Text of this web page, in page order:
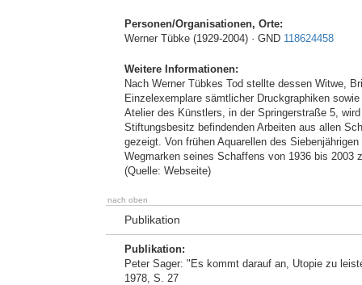
Personen/Organisationen, Orte:
Werner Tübke (1929-2004) · GND 118624458
Weitere Informationen:
Nach Werner Tübkes Tod stellte dessen Witwe,
Einzelexemplare sämtlicher Druckgraphiken
Atelier des Künstlers, in der Springerstraße 5,
Stiftungsbesitz befindenden Arbeiten aus allen
gezeigt. Von frühen Aquarellen des
Wegmarken seines Schaffens von 1936 bis 2003
(Quelle: Webseite)
nach oben
Publikation
Publikation:
Peter Sager: "Es kommt darauf an, Utopie zu
1978, S. 27